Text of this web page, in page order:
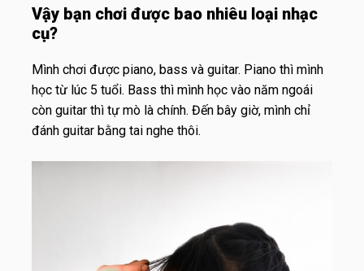
Vậy bạn chơi được bao nhiêu loại nhạc
cụ?
Mình chơi được piano, bass và guitar. Piano thì mình
học từ lúc 5 tuổi. Bass thì mình học vào năm ngoái
còn guitar thì tự mò là chính. Đến bây giờ, mình chỉ
đánh guitar bằng tai nghe thôi.